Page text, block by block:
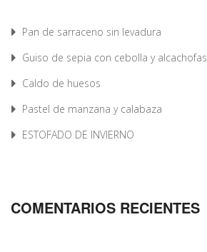
Pan de sarraceno sin levadura
Guiso de sepia con cebolla y alcachofas
Caldo de huesos
Pastel de manzana y calabaza
ESTOFADO DE INVIERNO
COMENTARIOS RECIENTES